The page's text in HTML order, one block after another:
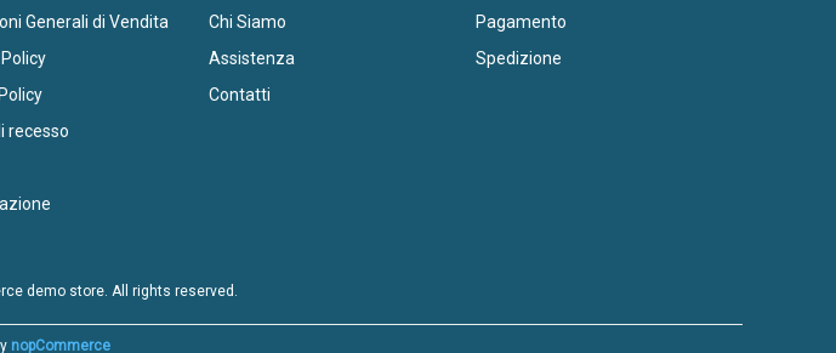
Pagamento
Spedizione
Chi Siamo
Assistenza
Contatti
Generali di Vendita
recesso
demo store. All rights reserved.
nopCommerce